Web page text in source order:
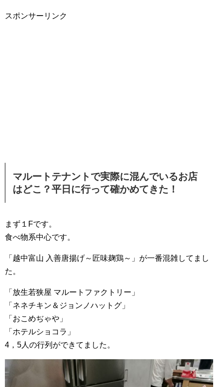
スポンサーリンク
マルートテナントで実際に混んでいるお店
はどこ？平日に行って確かめてきた！
まず１Fです。
食べ物系中心です。
「越中富山 入善唐揚げ～匠味麹鶏～」が一番混雑してまし
た。
「放生若狭屋 マルートファクトリー」
「ネネチキン＆ジョンノハットグ」
「おこめぢゃや」
「ホテルショコラ」
4，5人の行列ができてました。